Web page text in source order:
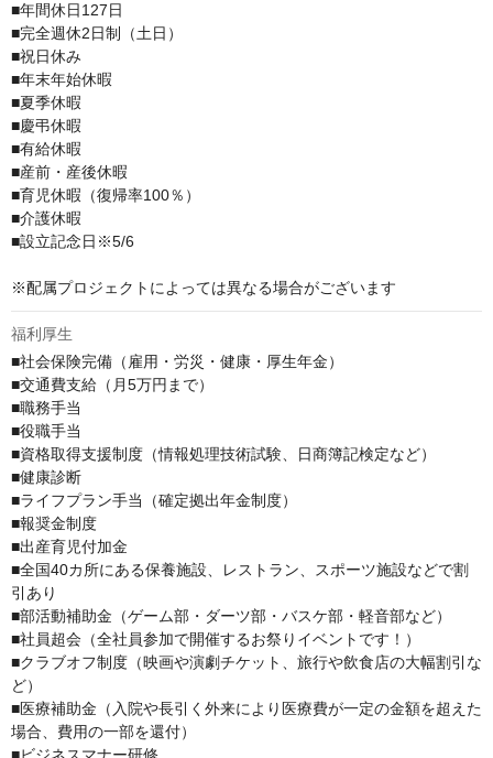
■年間休日127日
■完全週休2日制（土日）
■祝日休み
■年末年始休暇
■夏季休暇
■慶弔休暇
■有給休暇
■産前・産後休暇
■育児休暇（復帰率100％）
■介護休暇
■設立記念日※5/6
※配属プロジェクトによっては異なる場合がございます
福利厚生
■社会保険完備（雇用・労災・健康・厚生年金）
■交通費支給（月5万円まで）
■職務手当
■役職手当
■資格取得支援制度（情報処理技術試験、日商簿記検定など）
■健康診断
■ライフプラン手当（確定拠出年金制度）
■報奨金制度
■出産育児付加金
■全国40カ所にある保養施設、レストラン、スポーツ施設などで割
引あり
■部活動補助金（ゲーム部・ダーツ部・バスケ部・軽音部など）
■社員超会（全社員参加で開催するお祭りイベントです！）
■クラブオフ制度（映画や演劇チケット、旅行や飲食店の大幅割引な
ど）
■医療補助金（入院や長引く外来により医療費が一定の金額を超えた
場合、費用の一部を還付）